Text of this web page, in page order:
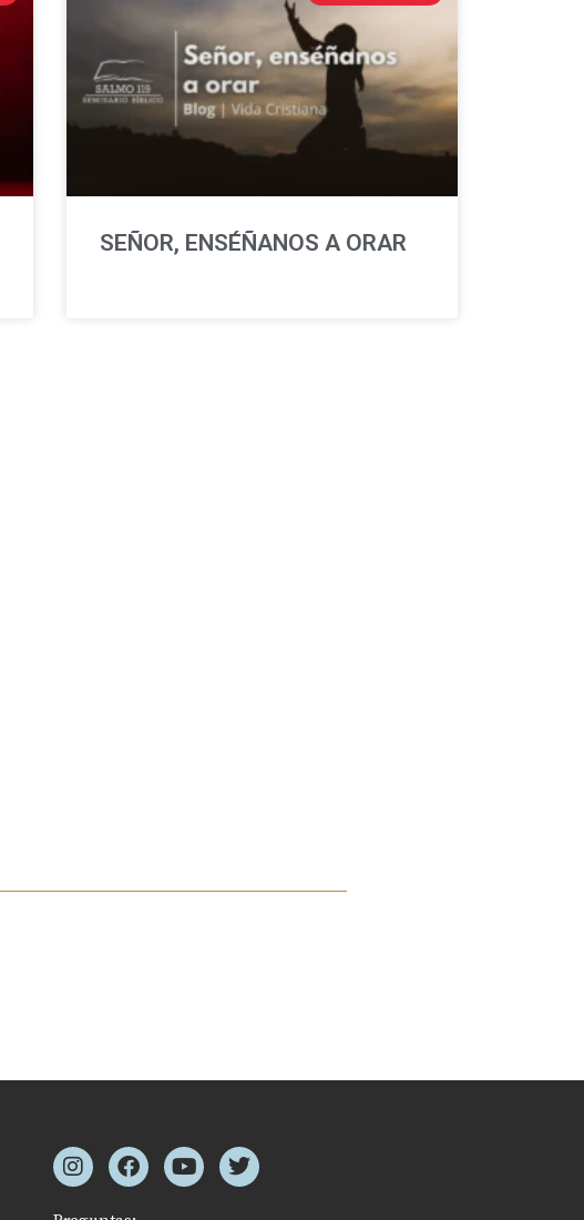
SEÑOR, ENSÉÑANOS A ORAR